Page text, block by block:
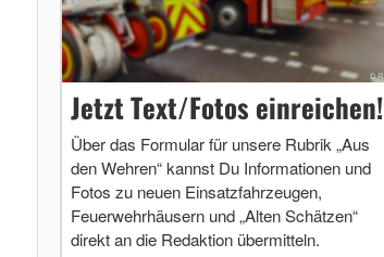
Jetzt Text/Fotos einreichen!
Über das Formular für unsere Rubrik „Aus
den Wehren“ kannst Du Informationen und
Fotos zu neuen Einsatzfahrzeugen,
Feuerwehrhäusern und „Alten Schätzen“
direkt an die Redaktion übermitteln.